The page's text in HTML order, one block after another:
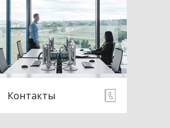
Контакты